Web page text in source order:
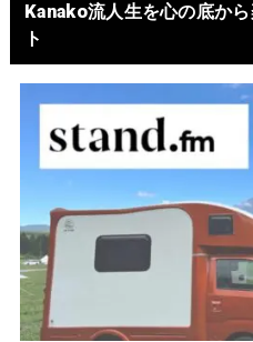
Kanako流人生を心の底か
ト